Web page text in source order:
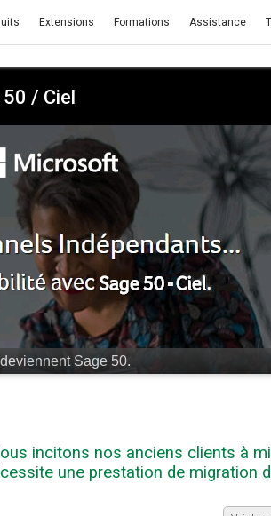
Extensions Formations Assistance
/ Ciel
Equipez-vous dès maintenant !
incitons nos anciens clients à
une prestation de migration